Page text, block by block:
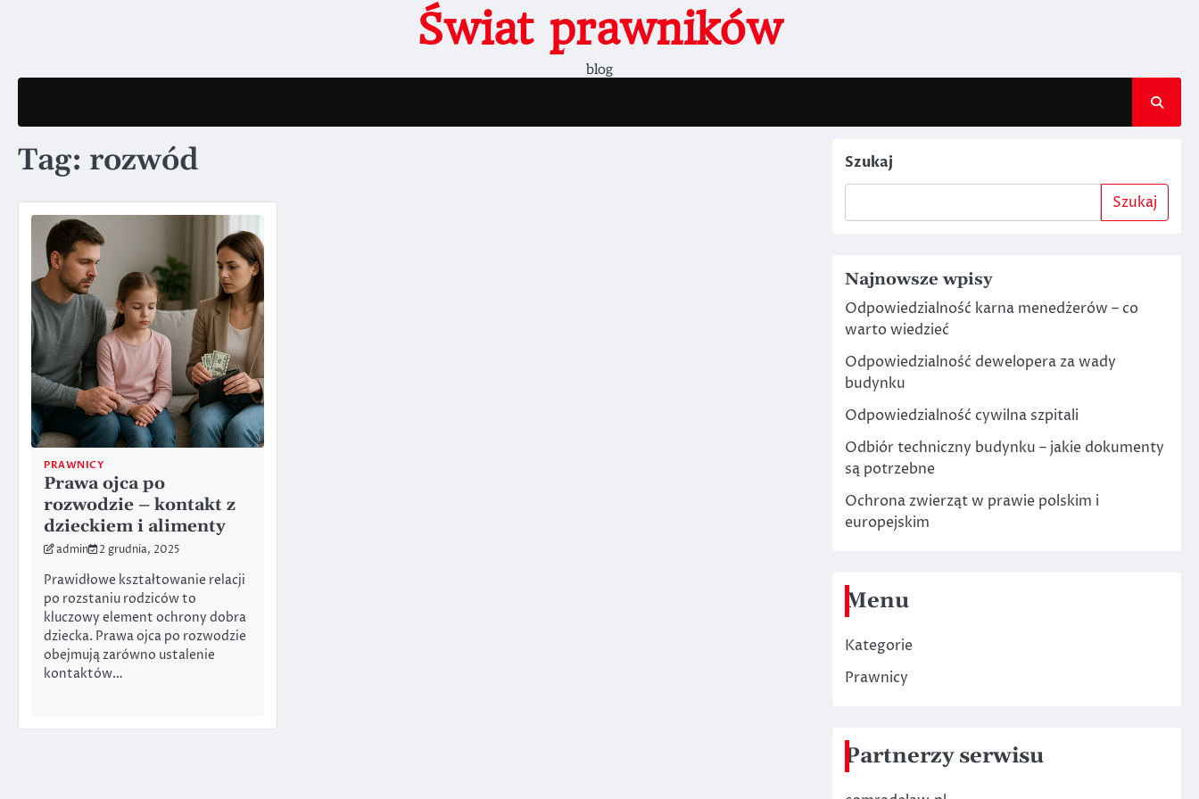
Świat prawników
blog
Tag: rozwód
PRAWNICY
Prawa ojca po
rozwodzie – kontakt z
dzieckiem i alimenty
admin 2 grudnia, 2025
Prawidłowe kształtowanie relacji
po rozstaniu rodziców to
kluczowy element ochrony dobra
dziecka. Prawa ojca po rozwodzie
obejmują zarówno ustalenie
kontaktów…
Szukaj
Szukaj
Najnowsze wpisy
Odpowiedzialność karna menedżerów – co
warto wiedzieć
Odpowiedzialność dewelopera za wady
budynku
Odpowiedzialność cywilna szpitali
Odbiór techniczny budynku – jakie dokumenty
są potrzebne
Ochrona zwierząt w prawie polskim i
europejskim
Menu
Kategorie
Prawnicy
Partnerzy serwisu